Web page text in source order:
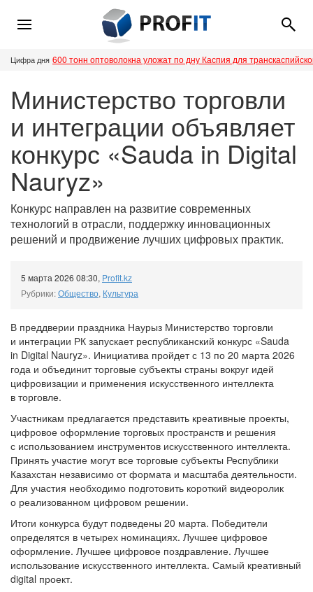
Цифра дня 600 тонн оптоволокна уложат по дну Каспия для
Министерство торговли
и интеграции объявляет
конкурс «Sauda in Digital
Nauryz»
Конкурс направлен на развитие современных
технологий в отрасли, поддержку инновационных
решений и продвижение лучших цифровых практик.
5 марта 2026 08:30, Profit.kz
Рубрики:Общество, Культура
В преддверии праздника Наурыз Министерство торговли
и интеграции РК запускает республиканский конкурс «Sauda
in Digital Nauryz». Инициатива пройдет с 13 по 20 марта 2026
года и объединит торговые субъекты страны вокруг идей
цифровизации и применения искусственного интеллекта
в торговле.
Участникам предлагается представить креативные проекты,
цифровое оформление торговых пространств и решения
с использованием инструментов искусственного интеллекта.
Принять участие могут все торговые субъекты Республики
Казахстан независимо от формата и масштаба деятельности.
Для участия необходимо подготовить короткий видеоролик
о реализованном цифровом решении.
Итоги конкурса будут подведены 20 марта. Победители
определятся в четырех номинациях. Лучшее цифровое
оформление. Лучшее цифровое поздравление. Лучшее
использование искусственного интеллекта. Самый креативный
digital проект.